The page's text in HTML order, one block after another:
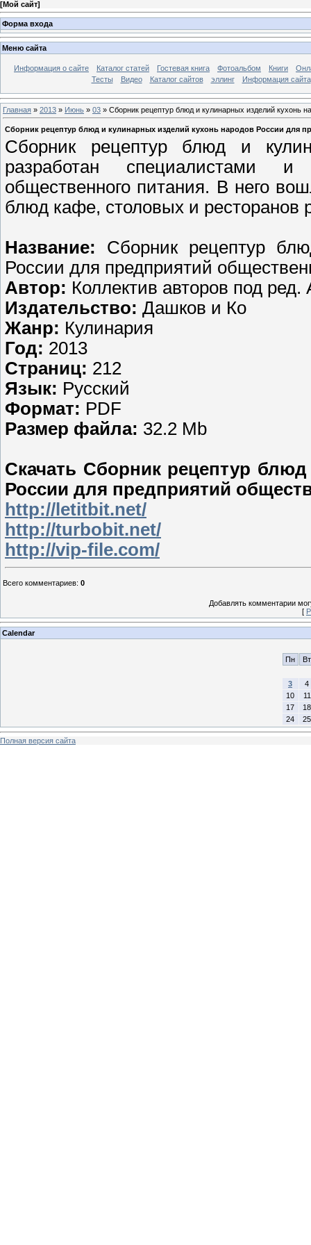
[Мой сайт]
Форма входа
Меню сайта
Информация о сайте Каталог статей Гостевая книга Фотоальбом Книги
Тесты
Видео Каталог сайтов эллинг Информация сайта
Главная » 2013 » Июнь » 03 » Сборник рецептур блюд и кулинарных изделий кухонь
Сборник рецептур блюд и кулинарных изделий кухонь народов России для
Сборник рецептур блюд и
разработан специалистами и
общественного питания. В него
блюд кафе, столовых и ресторанов
Название: Сборник рецептур
России для предприятий
Автор: Коллектив авторов под
Издательство: Дашков и Ко
Жанр: Кулинария
Год: 2013
Страниц: 212
Язык: Русский
Формат: PDF
Размер файла: 32.2 Mb
Скачать Сборник рецептур
России для предприятий
http://letitbit.net/
http://turbobit.net/
http://vip-file.com/
Всего комментариев: 0
Добавлять комментарии
[
Calendar
Пн Вт
3
4
10
11
17
18
24
25
Полная версия сайта